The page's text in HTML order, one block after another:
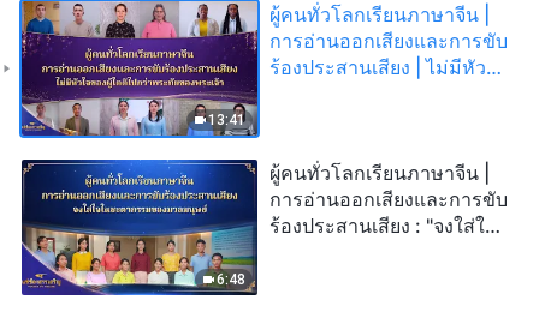
13:41
ผู้คนทั่วโลกเรียนภาษาจีน |
การอ่านออกเสียงและการขับ
ร้องประสานเสียง | ไม่มีหัวใจ
6:48
ผู้คนทั่วโลกเรียนภาษาจีน |
การอ่านออกเสียงและการขับ
ร้องประสานเสียง : "จงใส่ใจ